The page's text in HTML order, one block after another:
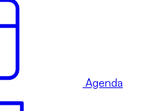
Agenda